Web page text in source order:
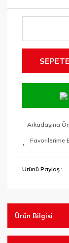
Arkadaşına
Ürünü Paylaş :
Ürün Bilgisi